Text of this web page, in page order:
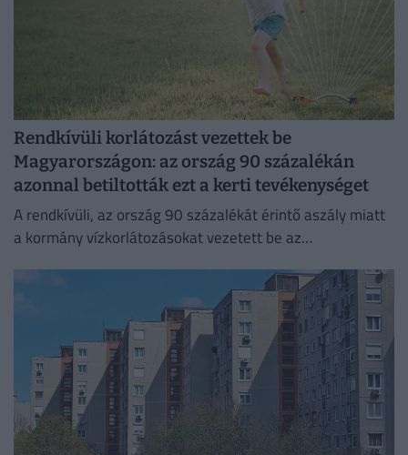
Rendkívüli korlátozást vezettek be
Magyarországon: az ország 90 százalékán
azonnal betiltották ezt a kerti tevékenységet
A rendkívüli, az ország 90 százalékát érintő aszály miatt
a kormány vízkorlátozásokat vezetett be az
biztosítása érdekében.